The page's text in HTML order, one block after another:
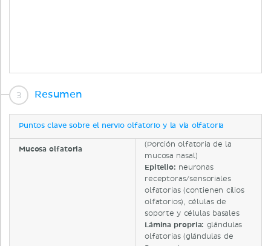
Resumen
Puntos clave sobre el nervio olfatorio y la vía olfatoria
Mucosa olfatoria
(Porción olfatoria de la
mucosa nasal)
Epitelio: neuronas
receptoras/sensoriales
olfatorias (contienen cilios
olfatorios), células de
soporte y células basales
Lámina propria: glándulas
olfatorias (glándulas de